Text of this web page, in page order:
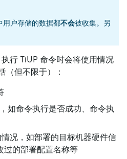
用户存储的数据都不会被收集。另
行 TiUP 命令时会将使用情况
（但不限于）：
如命令执行是否成功、命令执
况，如部署的目标机器硬件信
过的部署配置名称等